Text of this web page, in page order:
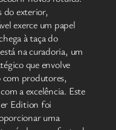
do exterior,
exerce um papel
à taça do
na curadoria, um
que envolve
com produtores,
a excelência. Este
Edition foi
uma